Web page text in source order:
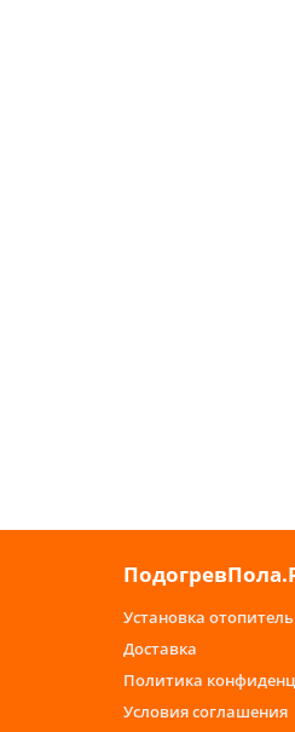
Установка
Доставка
Политика
Условия соглашения